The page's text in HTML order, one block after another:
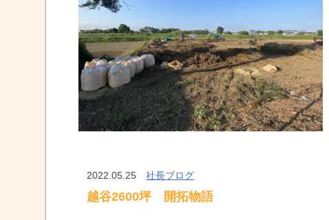
2022.05.25社長ブログ
越谷2600坪 開拓物語